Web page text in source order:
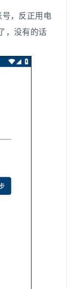
，反正用电
，没有的话